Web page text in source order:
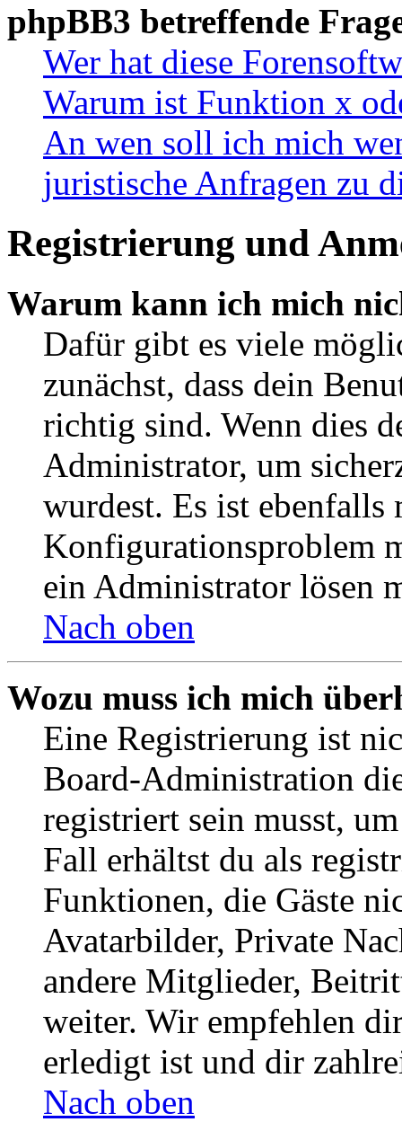
phpBB3 betreffende
Wer hat diese
Warum ist Funktion x
An wen soll ich mich
juristische Anfragen zu
Registrierung und
Warum kann ich mich
Dafür gibt es viele
zunächst, dass dein
richtig sind. Wenn dies
Administrator, um
wurdest. Es ist ebenfalls
Konfigurationsproblem
ein Administrator lösen
Nach oben
Wozu muss ich mich
Eine Registrierung ist
Board-Administration
registriert sein musst,
Fall erhältst du als
Funktionen, die Gäste
Avatarbilder, Private
andere Mitglieder,
weiter. Wir empfehlen
erledigt ist und dir
Nach oben